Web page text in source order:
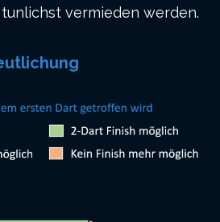
vermieden werden.